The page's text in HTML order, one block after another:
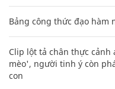
Bảng công thức đạo hàm
Clip lột tả chân thực
mèo', người tinh ý còn
con